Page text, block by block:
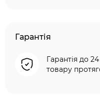
Гарантія
Гарантія до
товару